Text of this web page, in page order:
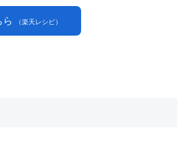
ら （楽天レシピ）